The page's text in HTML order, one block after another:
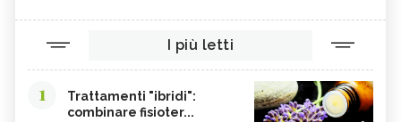
I più letti
1
Trattamenti "ibridi":
combinare fisioter...